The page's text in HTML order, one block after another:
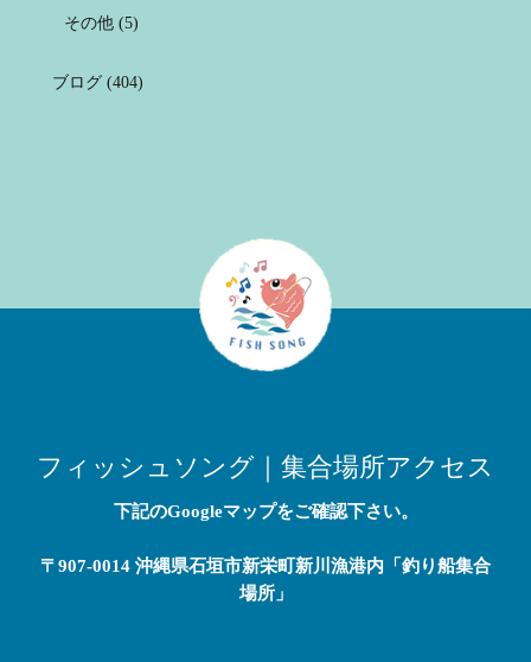
その他(5)
ブログ(404)
フィッシュソング｜集合場所アクセス
下記のGoogleマップをご確認下さい。
〒907-0014 沖縄県石垣市新栄町新川漁港内「釣り船集合
場所」